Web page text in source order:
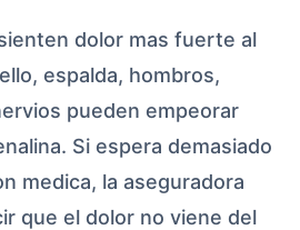
dolor mas fuerte al
espalda, hombros,
pueden empeorar
Si espera demasiado
medica, la aseguradora
que el dolor no viene del